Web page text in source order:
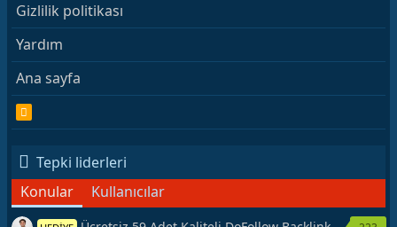
Gizlilik politikası
Yardım
Ana sayfa
S
Tepki liderleri
Konular
Kullanıcılar